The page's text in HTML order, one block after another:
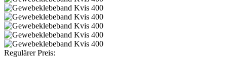
Regulärer Preis: